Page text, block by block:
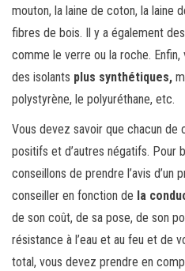
mouton, la laine de coton, la laine
fibres de bois. Il y a également des
comme le verre ou la roche.
des isolants plus synthétiques,
polystyrène, le polyuréthane, etc.
Vous devez savoir que chacun
positifs et d’autres négatifs. Pour
conseillons de prendre l’avis d’un
conseiller en fonction de la
de son coût, de sa pose, de son
résistance à l’eau et au feu et de
total, vous devez prendre en